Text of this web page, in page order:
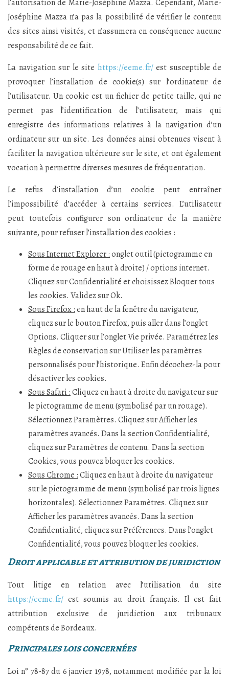
l’autorisation de Marie-Joséphine Mazza. Cependant, Marie-
Joséphine Mazza n’a pas la possibilité de vérifier le contenu
des sites ainsi visités, et n’assumera en conséquence aucune
responsabilité de ce fait.
La navigation sur le site https://eeme.fr/est susceptible de
provoquer l’installation de cookie(s) sur l’ordinateur de
l’utilisateur. Un cookie est un fichier de petite taille, qui ne
permet pas l’identification de l’utilisateur, mais qui
enregistre des informations relatives à la navigation d’un
ordinateur sur un site. Les données ainsi obtenues visent à
faciliter la navigation ultérieure sur le site, et ont également
vocation à permettre diverses mesures de fréquentation.
Le refus d’installation d’un cookie peut entraîner
l’impossibilité d’accéder à certains services. L’utilisateur
peut toutefois configurer son ordinateur de la manière
suivante, pour refuser l’installation des cookies :
Sous Internet Explorer :onglet outil (pictogramme en
forme de rouage en haut à droite) / options internet.
Cliquez sur Confidentialité et choisissez Bloquer tous
les cookies. Validez sur Ok.
Sous Firefox :en haut de la fenêtre du navigateur,
cliquez sur le bouton Firefox, puis aller dans l’onglet
Options. Cliquer sur l’onglet Vie privée. Paramétrez les
Règles de conservation sur Utiliser les paramètres
personnalisés pour l’historique. Enfin décochez-la pour
désactiver les cookies.
Sous Safari :Cliquez en haut à droite du navigateur sur
le pictogramme de menu (symbolisé par un rouage).
Sélectionnez Paramètres. Cliquez sur Afficher les
paramètres avancés. Dans la section Confidentialité,
cliquez sur Paramètres de contenu. Dans la section
Cookies, vous pouvez bloquer les cookies.
Sous Chrome :Cliquez en haut à droite du navigateur
sur le pictogramme de menu (symbolisé par trois lignes
horizontales). Sélectionnez Paramètres. Cliquez sur
Afficher les paramètres avancés. Dans la section
Confidentialité, cliquez sur Préférences. Dans l’onglet
Confidentialité, vous pouvez bloquer les cookies.
Droit applicable et attribution de juridiction
Tout litige en relation avec l’utilisation du site
https://eeme.fr/ est soumis au droit français. Il est fait
attribution exclusive de juridiction aux tribunaux
compétents de Bordeaux.
Principales lois concernées
Loi n° 78-87 du 6 janvier 1978, notamment modifiée par la loi